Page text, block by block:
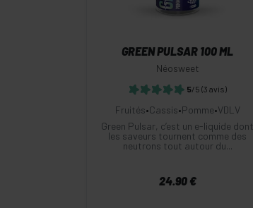
GREEN PULSAR 100 ML
Néosweet
5/5 (3 avis)
Fruités•Cassis•Pomme•VDLV
Green Pulsar, c’est un e-liquide dont
les saveurs tournent comme des
neutrons tout autour du...
24.90 €